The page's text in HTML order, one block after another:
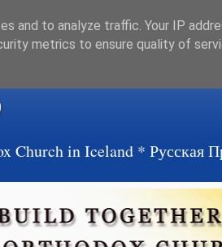
in Iceland * Русская
and to analyze traffic. Your IP
metrics to ensure quality of